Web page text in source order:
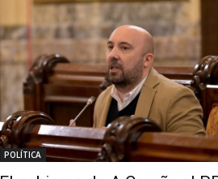
POLÍTICA